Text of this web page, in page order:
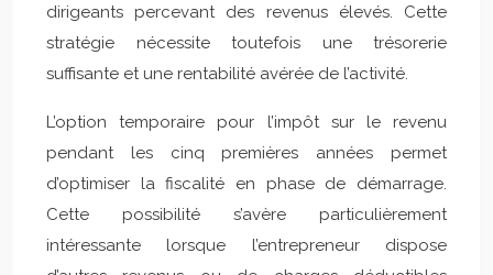
dirigeants percevant des revenus élevés. Cette
stratégie nécessite toutefois une trésorerie
suffisante et une rentabilité avérée de l’activité.
L’option temporaire pour l’impôt sur le revenu
pendant les cinq premières années permet
d’optimiser la fiscalité en phase de démarrage.
Cette possibilité s’avère particulièrement
intéressante lorsque l’entrepreneur dispose